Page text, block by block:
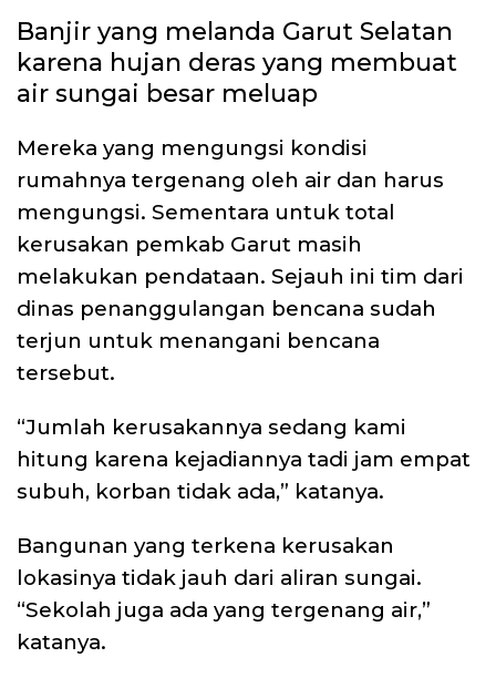
Banjir yang melanda Garut Selatan
karena hujan deras yang membuat
air sungai besar meluap
Mereka yang mengungsi kondisi
rumahnya tergenang oleh air dan harus
mengungsi. Sementara untuk total
kerusakan pemkab Garut masih
melakukan pendataan. Sejauh ini tim dari
dinas penanggulangan bencana sudah
terjun untuk menangani bencana
tersebut.
“Jumlah kerusakannya sedang kami
hitung karena kejadiannya tadi jam empat
subuh, korban tidak ada,” katanya.
Bangunan yang terkena kerusakan
lokasinya tidak jauh dari aliran sungai.
“Sekolah juga ada yang tergenang air,”
katanya.